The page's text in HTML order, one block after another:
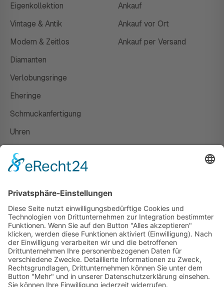
Eigenkollektion
Vintage & Antik
Modern & Zeitlos
Diamanten
Verlobungsringe
Eheringe
Schmuckanfertigung
Uhren
Ankauf
Ankauf vor Ort
Ankauf per Versand
Susanne Steiger
Geschäfte
Newsletter
Kontakt